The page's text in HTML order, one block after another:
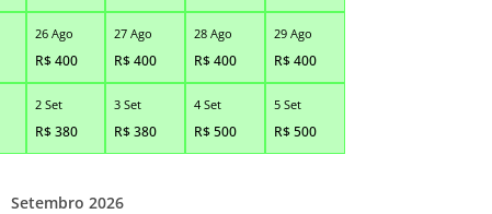
26 Ago
R$400
27 Ago
R$400
28 Ago
R$400
29 Ago
R$400
2 Set
R$380
3 Set
R$380
4 Set
R$500
5 Set
R$500
Setembro 2026